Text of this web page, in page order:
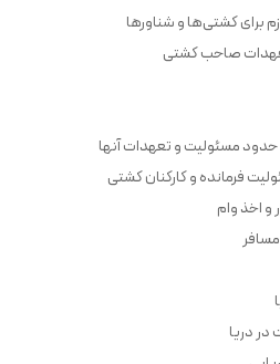
برای کشتی‌ها و شناورها
صاحب کشتی
مسئولیت و تعهدات آنها
فرمانده و کارکنان کشتی
اخذ وام
دریا